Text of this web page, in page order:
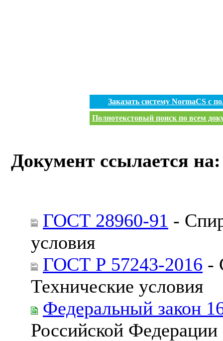
Заказать систему NormaCS с
Полнотекстовый поиск по всем
Документ ссылается на:
ГОСТ 28960-91 -
условия
ГОСТ Р 57243-2016 -
Технические условия
Федеральный закон
Российской Федерации